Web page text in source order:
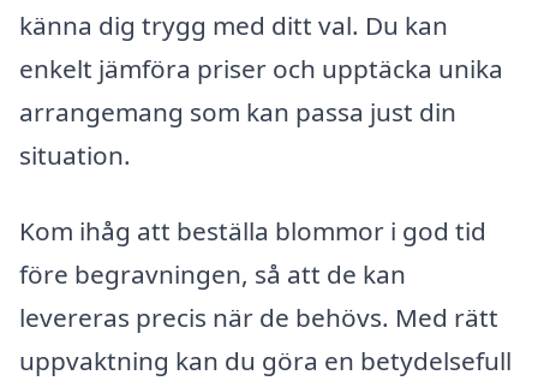
känna dig trygg med ditt val. Du kan
enkelt jämföra priser och upptäcka unika
arrangemang som kan passa just din
situation.
Kom ihåg att beställa blommor i god tid
före begravningen, så att de kan
levereras precis när de behövs. Med rätt
uppvaktning kan du göra en betydelsefull